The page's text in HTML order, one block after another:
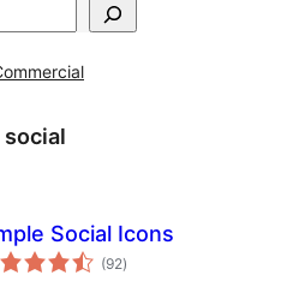
social
Social Icons
(92total
de
)